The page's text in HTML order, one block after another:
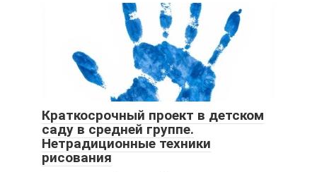
Краткосрочный проект в детском
саду в средней группе.
Нетрадиционные техники
рисования